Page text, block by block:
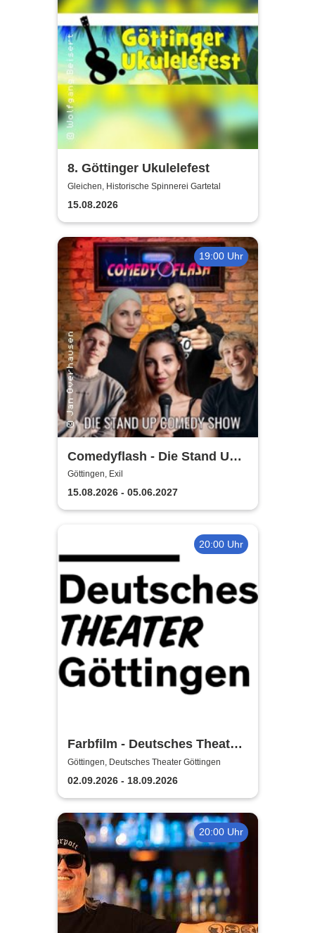
8. Göttinger Ukulelefest
Gleichen, Historische Spinnerei Gartetal
15.08.2026
19:00 Uhr
Comedyflash - Die Stand Up
Comedy Show in Göttingen
Göttingen, Exil
15.08.2026 - 05.06.2027
20:00 Uhr
Farbfilm - Deutsches Theater
Göttingen
Göttingen, Deutsches Theater Göttingen
02.09.2026 - 18.09.2026
20:00 Uhr